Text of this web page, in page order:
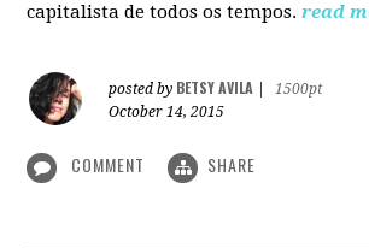
capitalista de todos os tempos. read
posted by BETSY AVILA
1500pt
October 14, 2015
COMMENT SHARE